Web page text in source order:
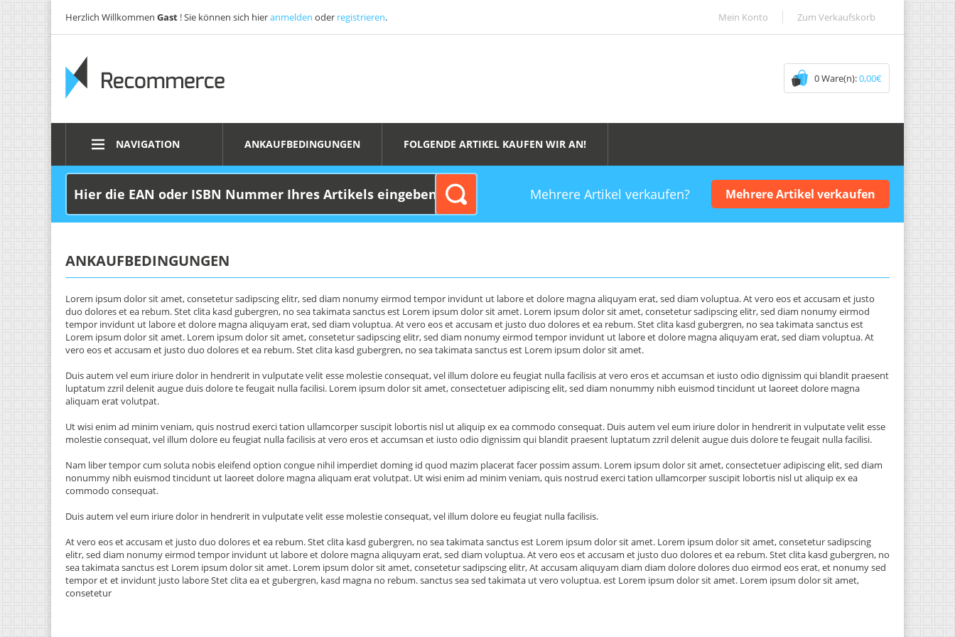
Herzlich Willkommen Gast ! Sie können sich hieranmelden oder registrieren. Mein Konto Zum Verkaufskorb
0 Ware(n):0,00€
NAVIGATION ANKAUFBEDINGUNGEN FOLGENDE ARTIKEL KAUFEN WIR AN!
Mehrere Artikel verkaufen
Mehrere Artikel verkaufen?
ANKAUFBEDINGUNGEN
Lorem ipsum dolor sit amet, consetetur sadipscing elitr, sed diam nonumy eirmod tempor invidunt ut labore et dolore magna aliquyam erat, sed diam voluptua. At vero eos et accusam et justo
duo dolores et ea rebum. Stet clita kasd gubergren, no sea takimata sanctus est Lorem ipsum dolor sit amet. Lorem ipsum dolor sit amet, consetetur sadipscing elitr, sed diam nonumy eirmod
tempor invidunt ut labore et dolore magna aliquyam erat, sed diam voluptua. At vero eos et accusam et justo duo dolores et ea rebum. Stet clita kasd gubergren, no sea takimata sanctus est
Lorem ipsum dolor sit amet. Lorem ipsum dolor sit amet, consetetur sadipscing elitr, sed diam nonumy eirmod tempor invidunt ut labore et dolore magna aliquyam erat, sed diam voluptua. At
vero eos et accusam et justo duo dolores et ea rebum. Stet clita kasd gubergren, no sea takimata sanctus est Lorem ipsum dolor sit amet.
Duis autem vel eum iriure dolor in hendrerit in vulputate velit esse molestie consequat, vel illum dolore eu feugiat nulla facilisis at vero eros et accumsan et iusto odio dignissim qui blandit praesent
luptatum zzril delenit augue duis dolore te feugait nulla facilisi. Lorem ipsum dolor sit amet, consectetuer adipiscing elit, sed diam nonummy nibh euismod tincidunt ut laoreet dolore magna
aliquam erat volutpat.
Ut wisi enim ad minim veniam, quis nostrud exerci tation ullamcorper suscipit lobortis nisl ut aliquip ex ea commodo consequat. Duis autem vel eum iriure dolor in hendrerit in vulputate velit esse
molestie consequat, vel illum dolore eu feugiat nulla facilisis at vero eros et accumsan et iusto odio dignissim qui blandit praesent luptatum zzril delenit augue duis dolore te feugait nulla facilisi.
Nam liber tempor cum soluta nobis eleifend option congue nihil imperdiet doming id quod mazim placerat facer possim assum. Lorem ipsum dolor sit amet, consectetuer adipiscing elit, sed diam
nonummy nibh euismod tincidunt ut laoreet dolore magna aliquam erat volutpat. Ut wisi enim ad minim veniam, quis nostrud exerci tation ullamcorper suscipit lobortis nisl ut aliquip ex ea
commodo consequat.
Duis autem vel eum iriure dolor in hendrerit in vulputate velit esse molestie consequat, vel illum dolore eu feugiat nulla facilisis.
At vero eos et accusam et justo duo dolores et ea rebum. Stet clita kasd gubergren, no sea takimata sanctus est Lorem ipsum dolor sit amet. Lorem ipsum dolor sit amet, consetetur sadipscing
elitr, sed diam nonumy eirmod tempor invidunt ut labore et dolore magna aliquyam erat, sed diam voluptua. At vero eos et accusam et justo duo dolores et ea rebum. Stet clita kasd gubergren, no
sea takimata sanctus est Lorem ipsum dolor sit amet. Lorem ipsum dolor sit amet, consetetur sadipscing elitr, At accusam aliquyam diam diam dolore dolores duo eirmod eos erat, et nonumy sed
tempor et et invidunt justo labore Stet clita ea et gubergren, kasd magna no rebum. sanctus sea sed takimata ut vero voluptua. est Lorem ipsum dolor sit amet. Lorem ipsum dolor sit amet,
consetetur